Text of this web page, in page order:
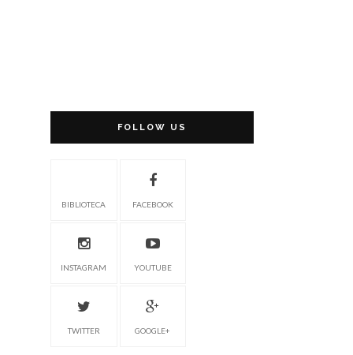
FOLLOW US
BIBLIOTECA FACEBOOK
INSTAGRAM YOUTUBE
TWITTER GOOGLE+